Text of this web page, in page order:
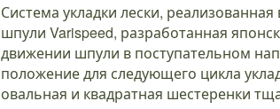
Система укладки лески,
шпули Varispeed, разработанная
движении шпули в поступательном
положение для следующего цикла
овальная и квадратная шестеренки